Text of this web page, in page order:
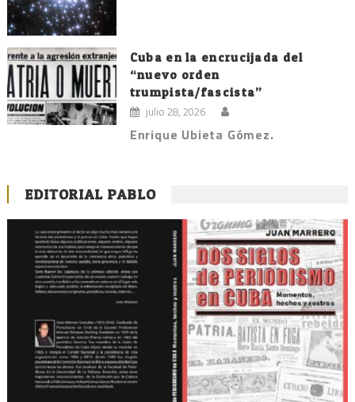
Cuba en la encrucijada del
“nuevo orden
trumpista/fascista”
julio 28, 2026
Enrique Ubieta Gómez.
EDITORIAL PABLO